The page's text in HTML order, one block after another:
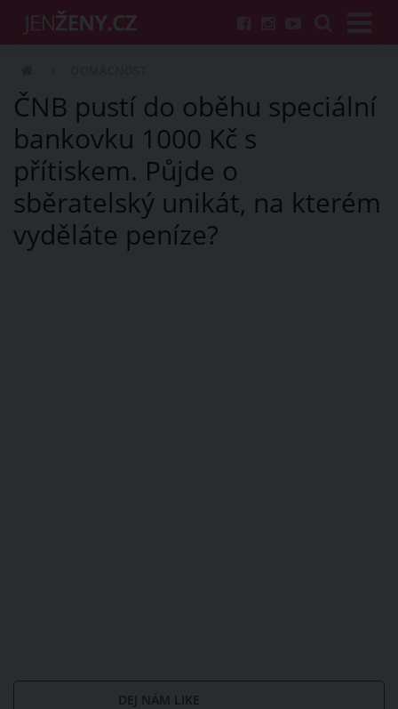
ČNB pustí do oběhu speciální
bankovku 1000 Kč s
přítiskem. Půjde o
sběratelský unikát, na kterém
vyděláte peníze?
DEJ NÁM LIKE